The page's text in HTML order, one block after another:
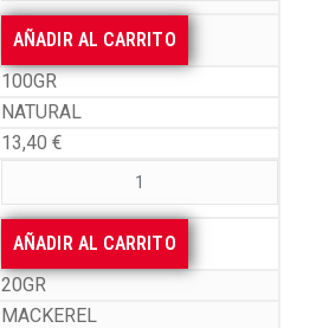
AÑADIR AL CARRITO
100GR
NATURAL
13,40 €
AÑADIR AL CARRITO
20GR
MACKEREL